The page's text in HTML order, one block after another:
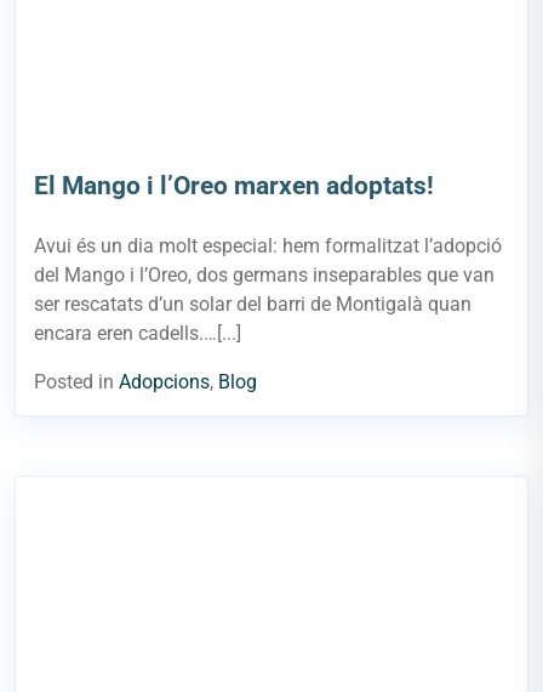
El Mango i l’Oreo marxen adoptats!
Avui és un dia molt especial: hem formalitzat l’adopció
del Mango i l’Oreo, dos germans inseparables que van
ser rescatats d’un solar del barri de Montigalà quan
encara eren cadells.…[...]
Posted in Adopcions, Blog